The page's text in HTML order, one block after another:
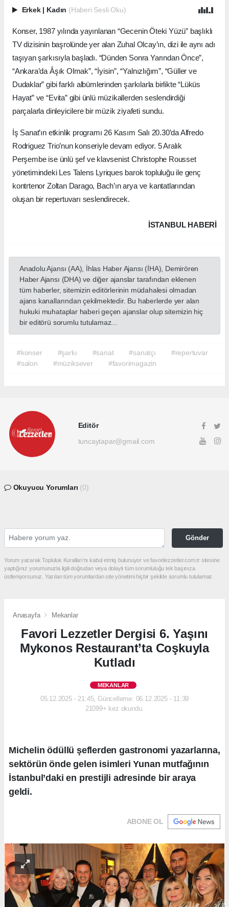
Erkek | Kadın (Haberi Sesli Oku)
Konser, 1987 yılında yayınlanan “Gecenin Öteki Yüzü” başlıklı
TV dizisinin başrolünde yer alan Zuhal Olcay’ın, dizi ile aynı adı
taşıyan şarkısıyla başladı. “Dünden Sonra Yarından Önce”,
“Ankara’da Âşık Olmak”, “İyisin”, “Yalnızlığım”, “Güller ve
Dudaklar” gibi farklı albümlerinden şarkılarla birlikte “Lüküs
Hayat” ve “Evita” gibi ünlü müzikallerden seslendirdiği
parçalarla dinleyicilere bir müzik ziyafeti sundu.
İş Sanat’ın etkinlik programı 26 Kasım Salı 20.30’da Alfredo
Rodriguez Trio’nun konseriyle devam ediyor. 5 Aralık
Perşembe ise ünlü şef ve klavsenist Christophe Rousset
yönetimindeki Les Talens Lyriques barok topluluğu ile genç
kontrtenor Zoltan Darago, Bach’ın arya ve kantatlarından
oluşan bir repertuvarı seslendirecek.
İSTANBUL HABERİ
Anadolu Ajansı (AA), İhlas Haber Ajansı (İHA), Demirören
Haber Ajansı (DHA) ve diğer ajanslar tarafından eklenen
tüm haberler, sitemizin editörlerinin müdahalesi olmadan
ajans kanallarından çekilmektedir. Bu haberlerde yer alan
hukuki muhataplar haberi geçen ajanslar olup sitemizin hiç
bir editörü sorumlu tutulamaz...
#konser #şarkı #sanat #sanatçı
#repertuvar
#salon
#müziksever #favorimagazin
Editör
tuncaytapar@gmail.com
Okuyucu Yorumları (0)
Gönder
Yorum yazarak Topluluk Kuralları’nı kabul etmiş bulunuyor ve favorilezzetler.com.tr sitesine
yaptığınız yorumunuzla ilgili doğrudan veya dolaylı tüm sorumluluğu tek başınıza
üstleniyorsunuz. Yazılan tüm yorumlardan site yönetimi hiçbir şekilde sorumlu tutulamaz.
Anasayfa Mekanlar
Favori Lezzetler Dergisi 6. Yaşını
Mykonos Restaurant’ta Coşkuyla
Kutladı
MEKANLAR
05.12.2025 - 21:45, Güncelleme: 06.12.2025 - 11:39
21099+ kez okundu.
Michelin ödüllü şeflerden gastronomi yazarlarına,
sektörün önde gelen isimleri Yunan mutfağının
İstanbul’daki en prestijli adresinde bir araya
geldi.
ABONE OL